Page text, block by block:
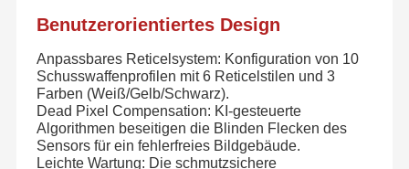
Zu Hause Produkte Über Uns
Benutzerorientiertes Design
Anpassbares Reticelsystem: Konfiguration von 10
Schusswaffenprofilen mit 6 Reticelstilen und 3
Farben (Weiß/Gelb/Schwarz).
Dead Pixel Compensation: KI-gesteuerte
Algorithmen beseitigen die Blinden Flecken des
Sensors für ein fehlerfreies Bildgebäude.
Leichte Wartung: Die schmutzsichere
Gegründet im Jahr 2012,Aiming Laser Technology Co., Ltd. ist
eine Firma mit sogenanntem Namen.(kurz genannt
produziertmit einer Leistung von mehr als 50 W und einer
Leistung von mehr als 50 W
gekoppeltLasersmit einer Wellenlänge von 405 nm bis 1064 nm
und einer Ausgangsleistung von 0,4 mW bis 20 W für
verschiedene OEM-Instrumente.
Unsere Hauptprodukte sindMini-Lasermodule, rote